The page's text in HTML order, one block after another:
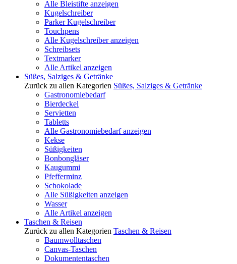
Alle Bleistifte anzeigen
Kugelschreiber
Parker Kugelschreiber
Touchpens
Alle Kugelschreiber anzeigen
Schreibsets
Textmarker
Alle Artikel anzeigen
Süßes, Salziges & Getränke
Zurück zu allen Kategorien Süßes, Salziges & Getränke
Gastronomiebedarf
Bierdeckel
Servietten
Tabletts
Alle Gastronomiebedarf anzeigen
Kekse
Süßigkeiten
Bonbongläser
Kaugummi
Pfefferminz
Schokolade
Alle Süßigkeiten anzeigen
Wasser
Alle Artikel anzeigen
Taschen & Reisen
Zurück zu allen Kategorien Taschen & Reisen
Baumwolltaschen
Canvas-Taschen
Dokumententaschen